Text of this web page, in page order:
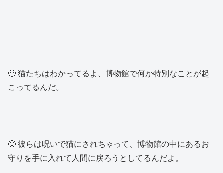
🙂 猫たちはわかってるよ、博物館で何か特別なことが起
こってるんだ。
🙂 彼らは呪いで猫にされちゃって、博物館の中にあるお
守りを手に入れて人間に戻ろうとしてるんだよ。